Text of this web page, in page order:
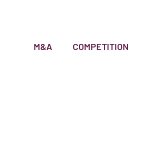
M&A COMPETITION